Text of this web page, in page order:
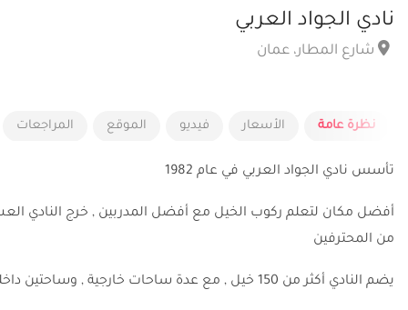
نادي الجواد العربي
شارع المطار، عمان
نظرة عامة الأسعار فيديو الموقع المراجعات
تأسس نادي الجواد العربي في عام 1982
أفضل مكان لتعلم ركوب الخيل مع أفضل المدربين , خرج النادي
من المحترفين
يضم النادي أكثر من 150 خيل , مع عدة ساحات خارجية , وساحتين داخليتين